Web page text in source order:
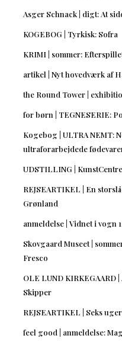
Asger Schnack | digt: At
KOGEBOG | Tyrkisk: Sofra
KRIMI | sommer:
artikel | Nyt hovedværk af
the Round Tower |
for børn | TEGNESERIE:
Kogebog | ULTRA NEMT:
ultraforarbejdede
UDSTILLING |
REJSEARTIKEL | En
Grønland
anmeldelse | Vidnet i vogn
Skovgaard Museet |
Fresco
OLE LUND KIRKEGAARD
Skipper
REJSEARTIKEL | Seks
feel good | anmeldelse: